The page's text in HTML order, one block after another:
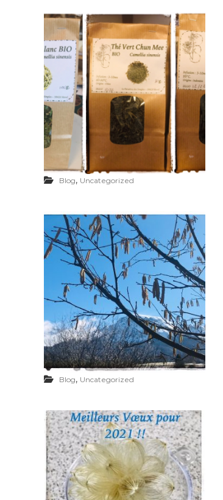
Blog, Uncategorized
Blog, Uncategorized